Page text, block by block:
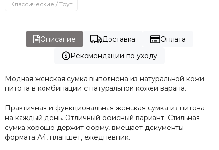
Классические / Тоут
Описание Доставка
Оплата
Рекомендации по уходу
Модная женская сумка выполнена из натуральной кожи
питона в комбинации с натуральной кожей варана.
Практичная и функциональная женская сумка из питона
на каждый день. Отличный офисный вариант. Стильная
сумка хорошо держит форму, вмещает документы
формата А4, планшет, ежедневник.